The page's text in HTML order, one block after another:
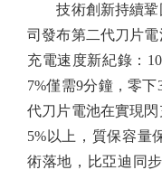
技術創新持續鞏
司發布第二代刀片
充電速度新紀錄：
7%僅需9分鐘，零
代刀片電池在實現
5%以上，質保容量
術落地，比亞迪同